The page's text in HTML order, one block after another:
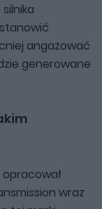
angażować
generowane
wraz